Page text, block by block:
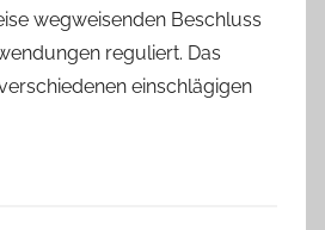
wegweisenden Beschluss
reguliert. Das
einschlägigen